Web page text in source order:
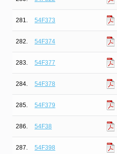
281. 54F373
282. 54F374
283. 54F377
284. 54F378
285. 54F379
286. 54F38
287. 54F398